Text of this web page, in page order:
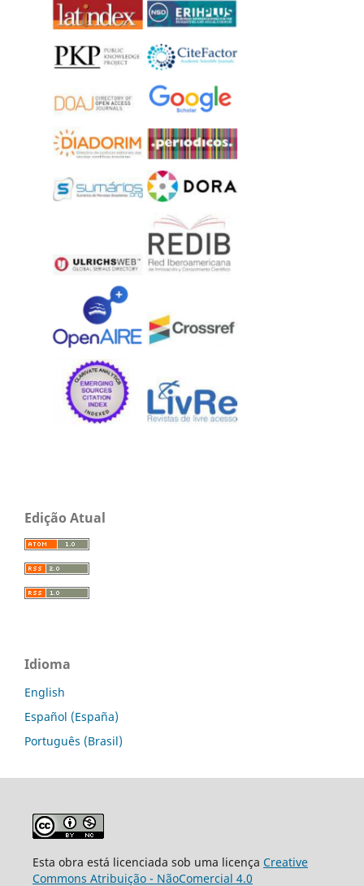
Edição Atual
Idioma
English
Español (España)
Português (Brasil)
Esta obra está licenciada sob uma licença Creative
Commons Atribuição - NãoComercial 4.0